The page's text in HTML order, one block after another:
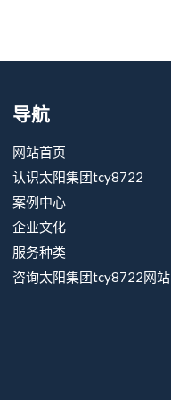
导航
网站首页
认识太阳集团tcy8722
案例中心
企业文化
服务种类
咨询太阳集团tcy8722网站